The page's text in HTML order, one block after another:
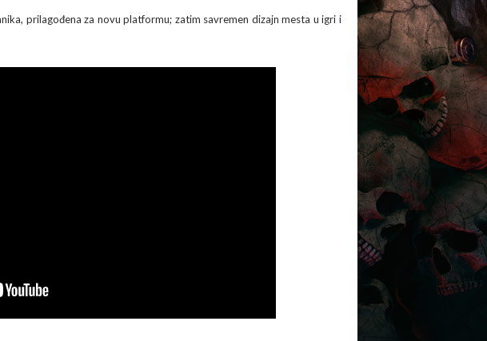
prilagođena za novu platformu; zatim savremen dizajn mesta u igri i